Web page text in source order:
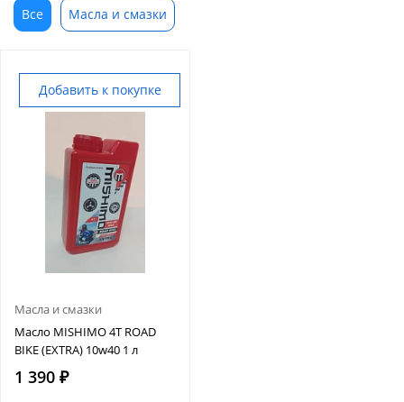
Все Масла и смазки
Добавить к покупке
Масла и смазки
Масло MISHIMO 4T ROAD
BIKE (EXTRA) 10w40 1 л
1 390 ₽